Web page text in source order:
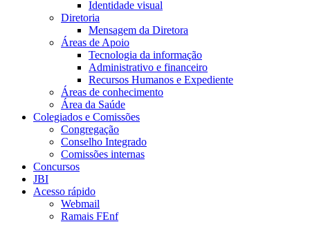
Identidade visual
Diretoria
Mensagem da Diretora
Áreas de Apoio
Tecnologia da informação
Administrativo e financeiro
Recursos Humanos e Expediente
Áreas de conhecimento
Área da Saúde
Colegiados e Comissões
Congregação
Conselho Integrado
Comissões internas
Concursos
JBI
Acesso rápido
Webmail
Ramais FEnf